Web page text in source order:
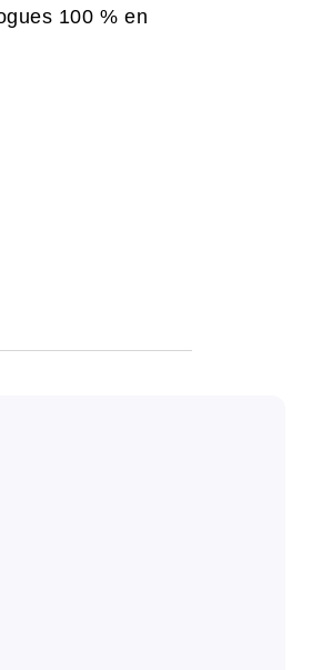
100 % en